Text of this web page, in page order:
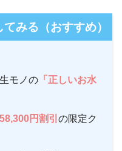
みる（おすすめ）
モノの 「正しいお水
58,300円割引の限定ク